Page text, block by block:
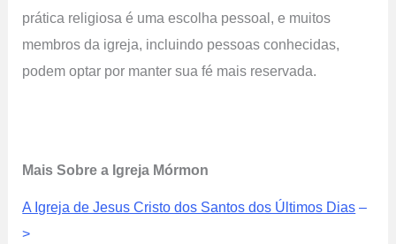
prática religiosa é uma escolha pessoal, e muitos
membros da igreja, incluindo pessoas conhecidas,
podem optar por manter sua fé mais reservada.
Mais Sobre a Igreja Mórmon
A Igreja de Jesus Cristo dos Santos dos Últimos Dias –
>